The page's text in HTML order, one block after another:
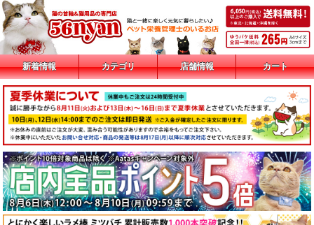
新着情報 カテゴリ 店舗情報 カート